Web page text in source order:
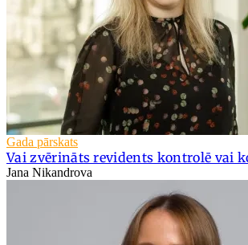
Gada pārskats
Vai zvērināts revidents kontrolē vai
Jana Nikandrova